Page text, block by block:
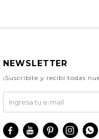
NEWSLETTER
¡Suscribite y recibí todas
    